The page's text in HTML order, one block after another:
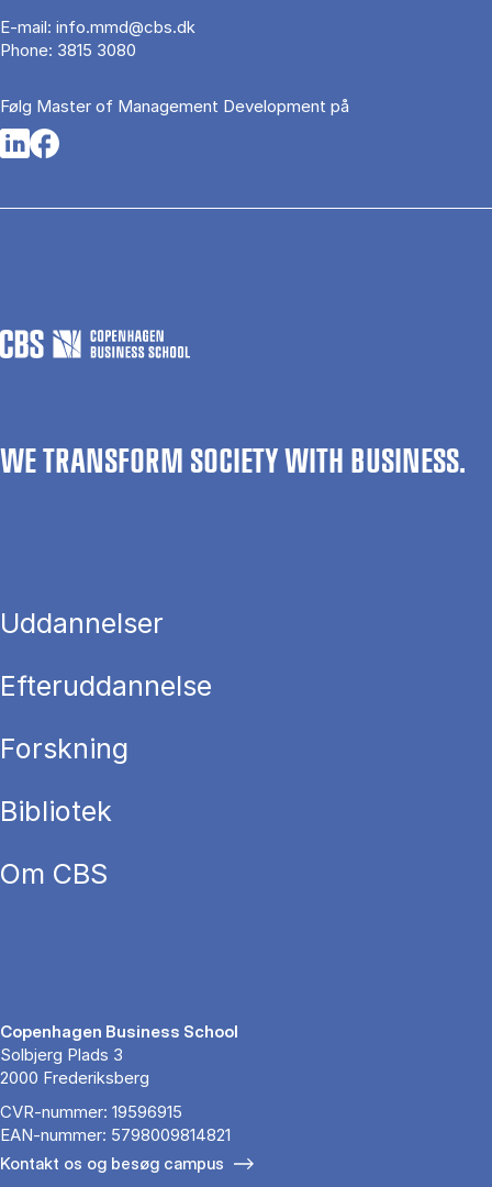
E-mail: info.mmd@cbs.dk
Phone: 3815 3080
Følg Master of Management Development på
Opens in a new tab
Opens in a new tab
WE TRANSFORM SOCIETY WITH BUSINESS.
Uddannelser
Efteruddannelse
Forskning
Bibliotek
Om CBS
Copenhagen Business School
Solbjerg Plads 3
2000 Frederiksberg
CVR-nummer: 19596915
EAN-nummer: 5798009814821
Kontakt os og besøg campus